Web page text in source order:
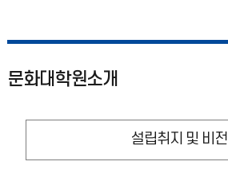
문화대학원소개
설립취지 및 비전